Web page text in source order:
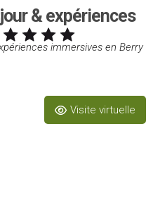
& expériences
immersives en Berry
Visite virtuelle